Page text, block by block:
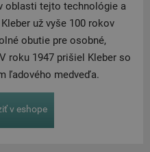
oblasti tejto technológie a
už vyše 100 rokov
obutie pre osobné,
roku 1947 prišiel Kleber so
ľadového medveďa.
v eshope